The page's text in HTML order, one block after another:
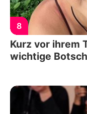
8
Kurz vor ihrem
wichtige